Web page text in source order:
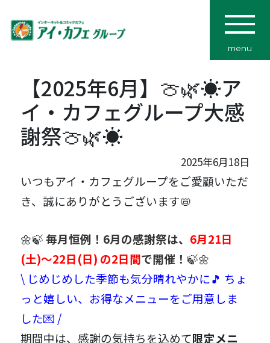
menu
【2025年6月】🍈🌿☀️ア
イ・カフェグループ大感
謝祭🍈🌿☀️
2025年6月18日
いつもアイ・カフェグループをご愛顧いただ
き、誠にありがとうございます📛
🌼🍃毎月恒例！6月の感謝祭は、 6月21日
(土)～22日(日) の2日間で開催！ 🍃🌼
\ じめじめした季節も気分晴れやかに🎵 ちょ
っと嬉しい、お得なメニューをご用意しま
した💌 /
期間中は、感謝の気持ちを込めて限定メニ